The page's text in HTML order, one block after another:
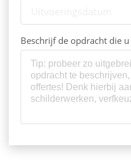
Beschrijf de opdracht die